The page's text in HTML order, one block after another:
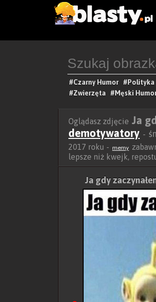
#Czarny Humor #Polityka
#Zwierzęta
#Męski
Oglądasz zdjęcie Ja
demotywatory -
2017 roku - memy
lepsze niż kwejk,
Ja gdy
Poprzedni